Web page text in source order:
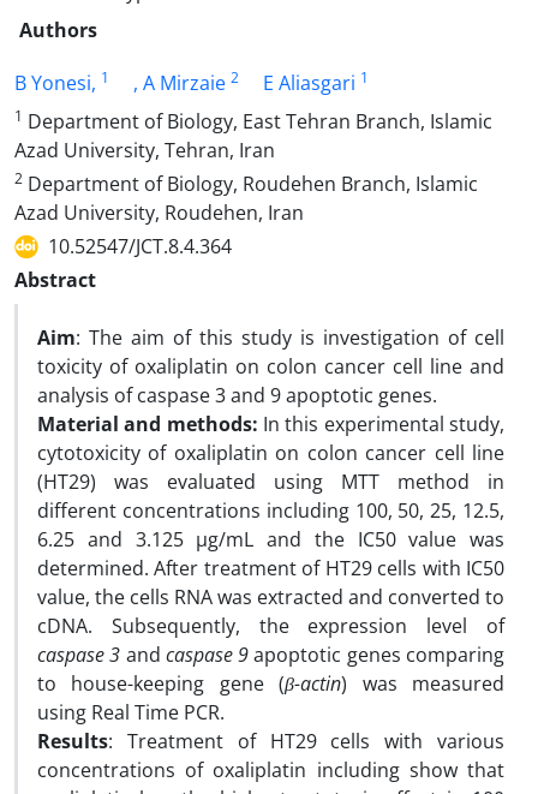
Authors
B Yonesi, 1 , A Mirzaie 2 E Aliasgari 1
1 Department of Biology, East Tehran Branch, Islamic
Azad University, Tehran, Iran
2 Department of Biology, Roudehen Branch, Islamic
Azad University, Roudehen, Iran
10.52547/JCT.8.4.364
Abstract
Aim: The aim of this study is investigation of cell
toxicity of oxaliplatin on colon cancer cell line and
analysis of caspase 3 and 9 apoptotic genes.
Material and methods: In this experimental study,
cytotoxicity of oxaliplatin on colon cancer cell line
(HT29) was evaluated using MTT method in
different concentrations including 100, 50, 25, 12.5,
6.25 and 3.125 µg/mL and the IC50 value was
determined. After treatment of HT29 cells with IC50
value, the cells RNA was extracted and converted to
cDNA. Subsequently, the expression level of
caspase 3 and caspase9apoptotic genes comparing
to house-keeping gene (β-actin) was measured
using Real Time PCR.
Results: Treatment of HT29 cells with various
concentrations of oxaliplatin including show that